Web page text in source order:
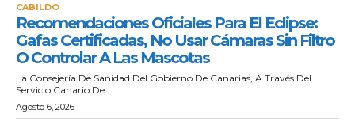
CABILDO
Recomendaciones Oficiales Para El Eclipse:
Gafas Certificadas, No Usar Cámaras Sin Filtro
O Controlar A Las Mascotas
La Consejería De Sanidad Del Gobierno De Canarias, A Través Del
Servicio Canario De...
Agosto 6, 2026